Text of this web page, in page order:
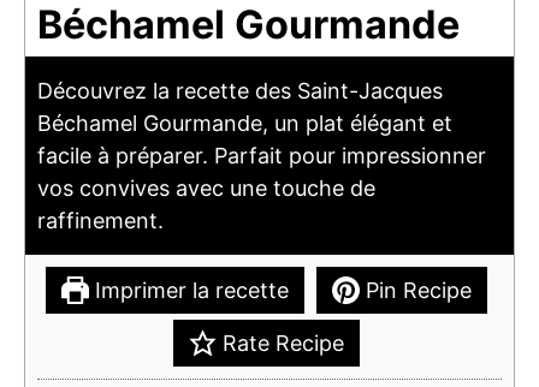
Béchamel Gourmande
Découvrez la recette des Saint-Jacques
Béchamel Gourmande, un plat élégant et
facile à préparer. Parfait pour impressionner
vos convives avec une touche de
raffinement.
Imprimer la recette Pin Recipe
Rate Recipe